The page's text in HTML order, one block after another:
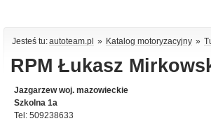
Jesteś tu:autoteam.pl » Katalog motoryzacyjny »
RPM Łukasz
Jazgarzew woj. mazowieckie
Szkolna 1a
Tel: 509238633